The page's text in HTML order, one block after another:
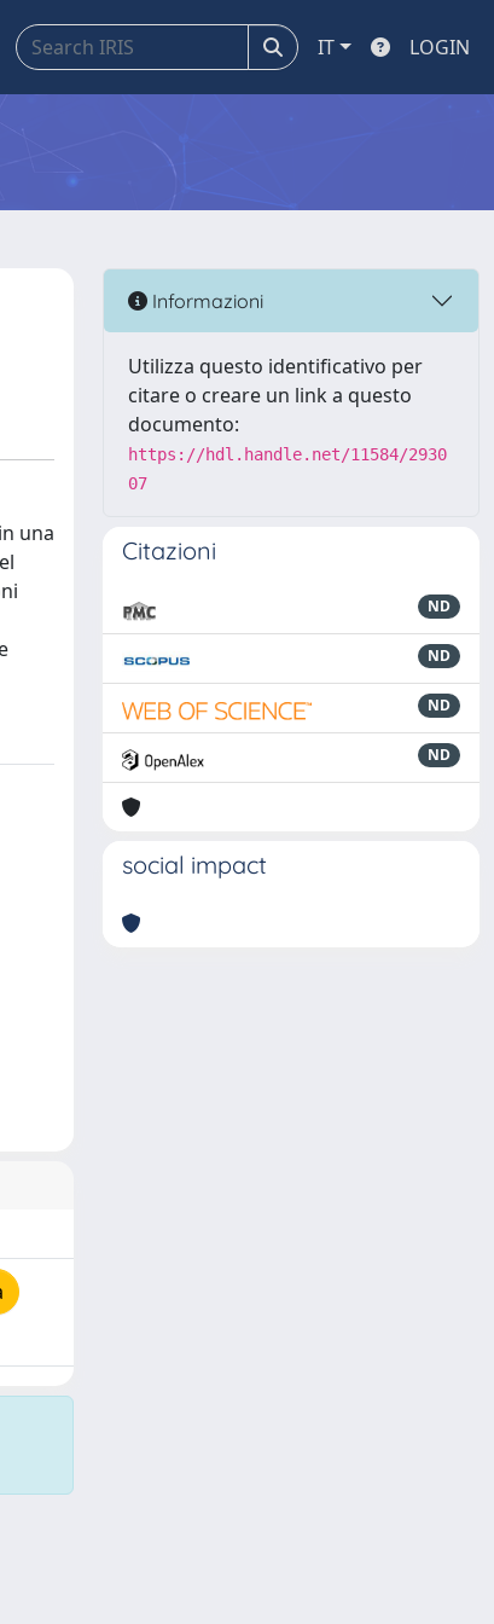
IT LOGIN
una
Informazioni
Utilizza questo identificativo per
citare o creare un link a questo
documento:
https://hdl.handle.net/11584/2930
07
Citazioni
ND
ND
ND
ND
social impact